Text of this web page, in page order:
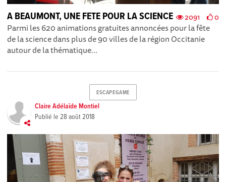
2091 0
A BEAUMONT, UNE FETE POUR LA SCIENCE
Parmi les 620 animations gratuites annoncées pour la fête
de la science dans plus de 90 villes de la région Occitanie
autour de la thématique...
ESCAPEGAME
Claire Adélaïde Montiel
Publié le28 août 2018